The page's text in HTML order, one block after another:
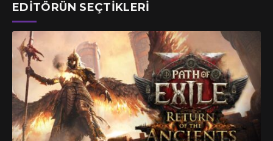
EDITÖRÜN SEÇTIKLERI